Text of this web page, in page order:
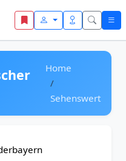
Home
Sehenswert